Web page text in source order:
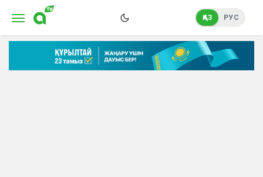
ҚАЗ РУС